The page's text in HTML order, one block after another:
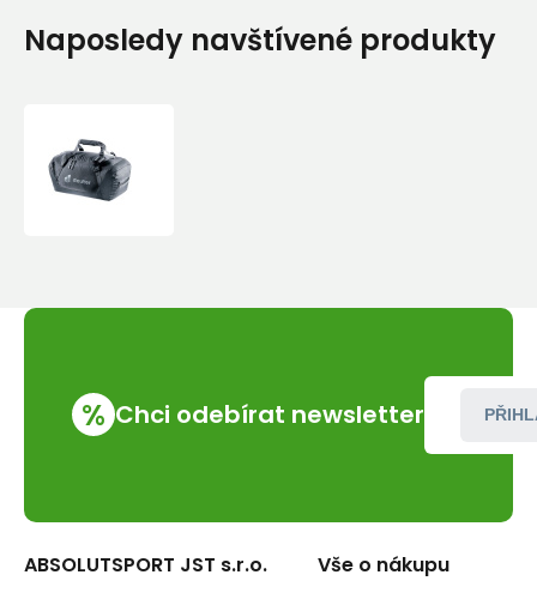
Naposledy navštívené produkty
% Chci odebírat newsletter
ABSOLUTSPORT JST s.r.o. Vše o nákupu